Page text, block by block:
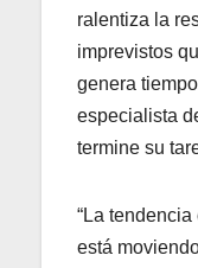
ralentiza la
imprevistos
genera
especialista
termine su
“La
está